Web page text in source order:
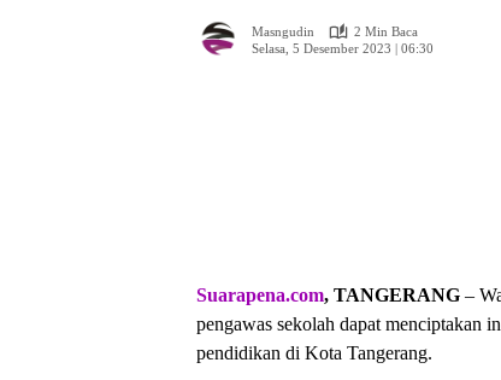
Masngudin
2 Min Baca
Selasa, 5 Desember 2023 | 06:30
Suarapena.com, TANGERANG –
pengawas sekolah dapat menciptakan
pendidikan di Kota Tangerang.